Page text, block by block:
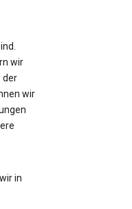
wir
der
wir
in